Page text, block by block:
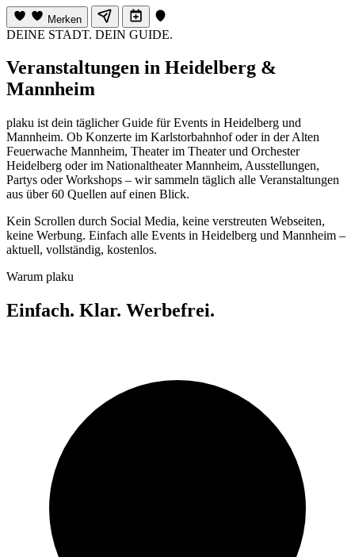
Merken
DEINE STADT. DEIN GUIDE.
Veranstaltungen in Heidelberg &
Mannheim
plaku ist dein täglicher Guide für Events in Heidelberg und
Mannheim. Ob Konzerte im Karlstorbahnhof oder in der Alten
Feuerwache Mannheim, Theater im Theater und Orchester
Heidelberg oder im Nationaltheater Mannheim, Ausstellungen,
Partys oder Workshops – wir sammeln täglich alle Veranstaltungen
aus über 60 Quellen auf einen Blick.
Kein Scrollen durch Social Media, keine verstreuten Webseiten,
keine Werbung. Einfach alle Events in Heidelberg und Mannheim –
aktuell, vollständig, kostenlos.
Warum plaku
Einfach. Klar. Werbefrei.